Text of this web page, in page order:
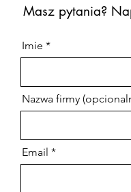
Masz pytania?
Imie
Nazwa firmy
Email